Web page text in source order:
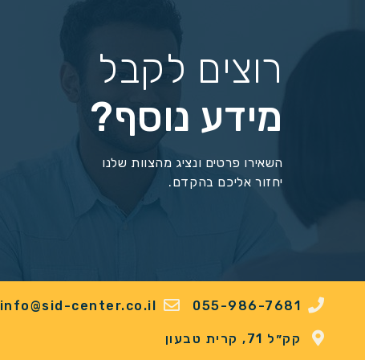
רוצים לקבל
מידע נוסף?
השאירו פרטים ונציג מהצוות שלנו
יחזור אליכם בהקדם.
055-986-7681
info@sid-center.co.il
קק״ל 71, קרית טבעון